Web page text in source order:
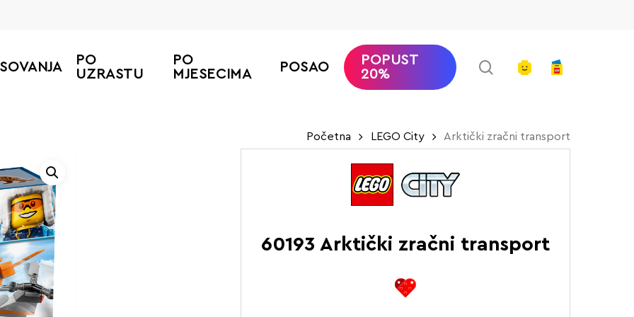
PO
UZRASTU
PO
MJESECIMA
POSAO
POPUST
20%
searchaccount
Početna LEGO City Arktički zračni transport
60193 Arktički zračni transport